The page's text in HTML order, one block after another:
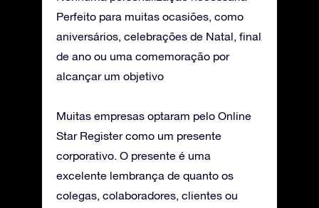
Perfeito para muitas ocasiões, como
aniversários, celebrações de Natal, final
de ano ou uma comemoração por
alcançar um objetivo
Muitas empresas optaram pelo Online
Star Register como um presente
corporativo. O presente é uma
excelente lembrança de quanto os
colegas, colaboradores, clientes ou